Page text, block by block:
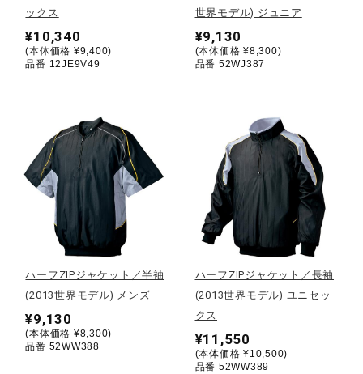
コラボ／ライセンス
セール
その他
サポート
ックス
¥10,340
(本体価格 ¥9,400)
品番 12JE9V49
世界モデル) ジュニア
¥9,130
(本体価格 ¥8,300)
品番 52WJ387
ハーフZIPジャケット／半袖
(2013世界モデル) メンズ
¥9,130
(本体価格 ¥8,300)
品番 52WW388
ハーフZIPジャケット／長袖
(2013世界モデル) ユニセッ
クス
¥11,550
(本体価格 ¥10,500)
品番 52WW389